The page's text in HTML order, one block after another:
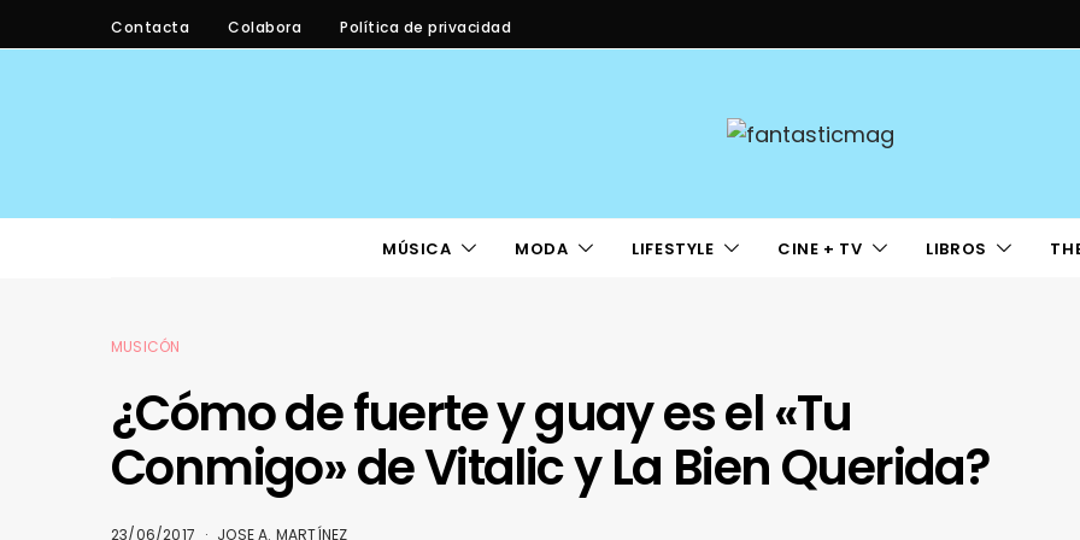
Contacta Colabora Política de privacidad
MÚSICA MODA LIFESTYLE CINE + TV LIBROS
MUSICÓN
¿Cómo de fuerte y guay es el «Tu
Conmigo» de Vitalic y La Bien Querida?
23/06/2017 JOSE A. MARTÍNEZ